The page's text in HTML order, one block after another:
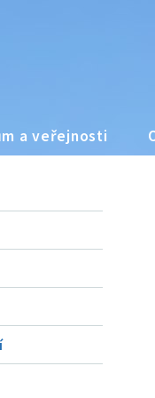
a veřejnosti